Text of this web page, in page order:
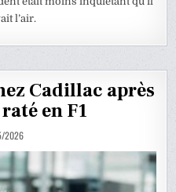
l’air.
Cadillac après
en F1
2026